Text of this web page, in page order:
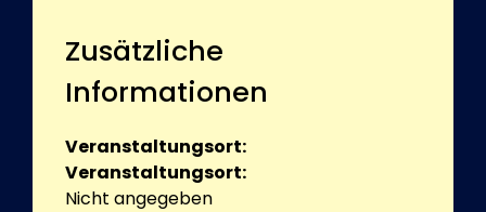
Zusätzliche
Informationen
Veranstaltungsort:
Veranstaltungsort:
Nicht angegeben